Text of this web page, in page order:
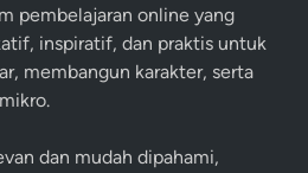
pembelajaran online yang
inspiratif, dan praktis untuk
membangun karakter, serta
dan mudah dipahami,